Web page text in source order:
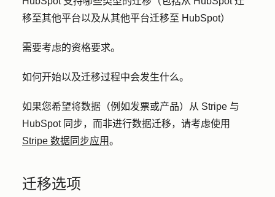
移至其他平台以及从其他平台迁移至 HubSpot）
需要考虑的资格要求。
如何开始以及迁移过程中会发生什么。
如果您希望将数据（例如发票或产品）从 Stripe 与
HubSpot 同步，而非进行数据迁移，请考虑使用
Stripe 数据同步应用。
迁移选项